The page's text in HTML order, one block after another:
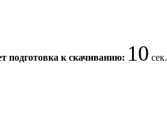
подготовка к скачиванию: 10 сек.